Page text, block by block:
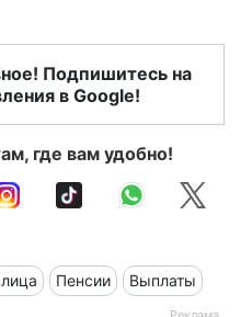
Подпишитесь на
в Google!
где вам удобно!
Пенсии Выплаты